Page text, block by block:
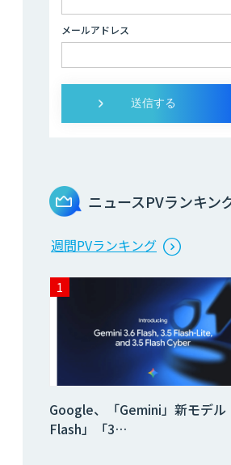
生成AI活用コ
（BREEZE）
法人向け生成
リューション（
託開発/PoC&コ
サル）
AI 受託開発・
支援
低コスト・短
のAI受託開発
HPC+AI環境構
サービス
メールアドレス
ニュースPVランキン
週間PVランキング
Google、「Gemini」新モデル
Flash」「3…